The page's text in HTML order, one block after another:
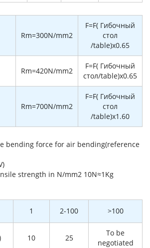
Rm=300N/mm2
F=F( Гибочный
стол
/table)x0.65
Rm=420N/mm2
F=F( Гибочный
стол/table)x0.65
Rm=700N/mm2
F=F( Гибочный
стол
/table)x1.60
bending force for air bending(reference
strength in N/mm2 10N≈1Kg
1 2-100 >100
10 25
To be
negotiated